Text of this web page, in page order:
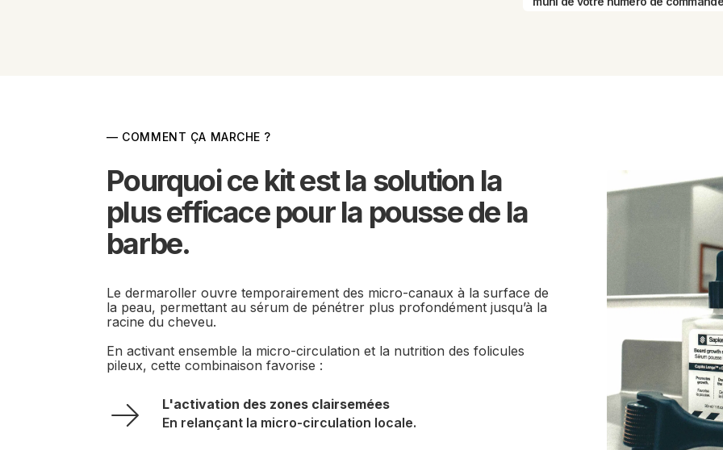
Pourquoi ce kit est la solution la
plus efficace pour la pousse de la
barbe.
— COMMENT ÇA MARCHE ?
Le dermaroller ouvre temporairement des micro-canaux à la surface de
la peau, permettant au sérum de pénétrer plus profondément jusqu’à la
racine du cheveu.
En activant ensemble la micro-circulation et la nutrition des folicules
pileux, cette combinaison favorise :
L'activation des zones clairsemées
En relançant la micro-circulation locale.